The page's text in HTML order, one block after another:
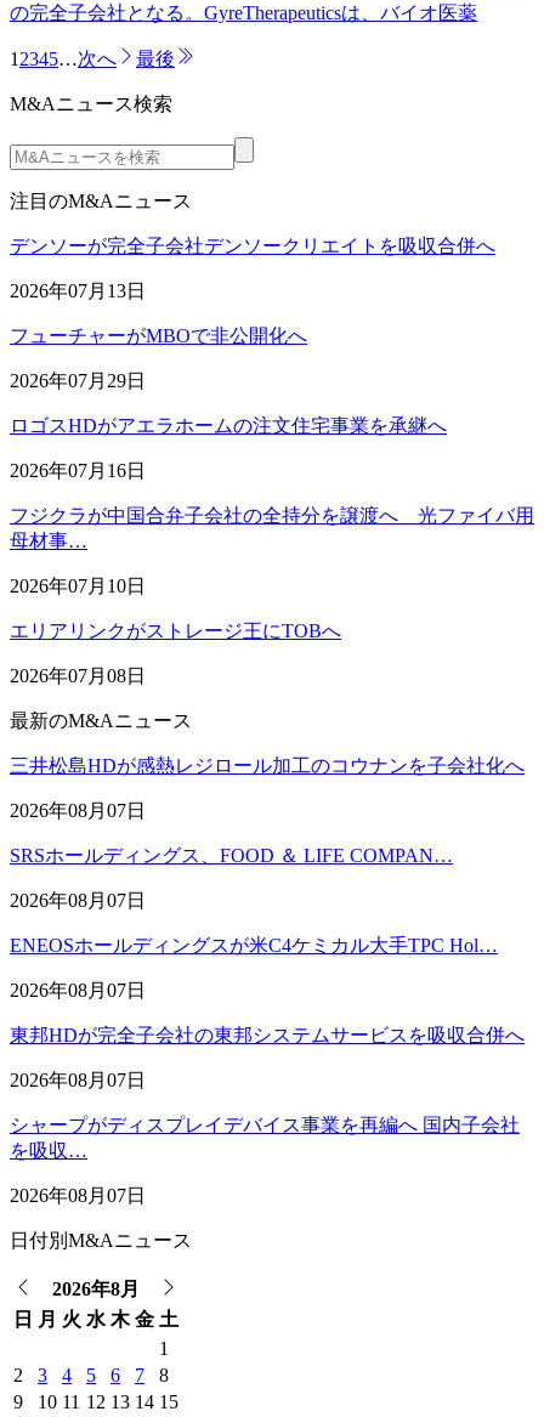
の完全子会社となる。GyreTherapeuticsは、バイオ医薬
1 2345…次へ 最後
M&Aニュース検索
注目のM&Aニュース
デンソーが完全子会社デンソークリエイトを吸収合併へ
2026年07月13日
フューチャーがMBOで非公開化へ
2026年07月29日
ロゴスHDがアエラホームの注文住宅事業を承継へ
2026年07月16日
フジクラが中国合弁子会社の全持分を譲渡へ 光ファイバ用
母材事…
2026年07月10日
エリアリンクがストレージ王にTOBへ
2026年07月08日
最新のM&Aニュース
三井松島HDが感熱レジロール加工のコウナンを子会社化へ
2026年08月07日
SRSホールディングス、FOOD ＆ LIFE COMPAN…
2026年08月07日
ENEOSホールディングスが米C4ケミカル大手TPC Hol…
2026年08月07日
東邦HDが完全子会社の東邦システムサービスを吸収合併へ
2026年08月07日
シャープがディスプレイデバイス事業を再編へ 国内子会社
を吸収…
2026年08月07日
日付別M&Aニュース
2026年8月
日
月 火 水 木 金 土
1
2
3 4 5 6 7
8
9
10 11 12 13 14 15